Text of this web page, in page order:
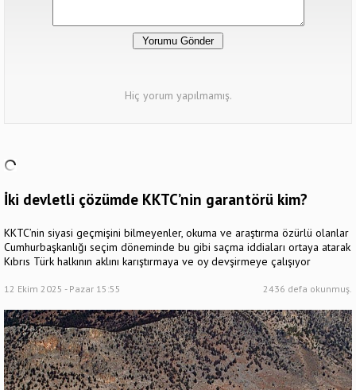
Hiç yorum yapılmamış.
İki devletli çözümde KKTC’nin garantörü kim?
KKTC’nin siyasi geçmişini bilmeyenler, okuma ve araştırma özürlü olanlar
Cumhurbaşkanlığı seçim döneminde bu gibi saçma iddiaları ortaya atarak
Kıbrıs Türk halkının aklını karıştırmaya ve oy devşirmeye çalışıyor
12 Ekim 2025 - Pazar 15:55 2436 defa okunmuş.